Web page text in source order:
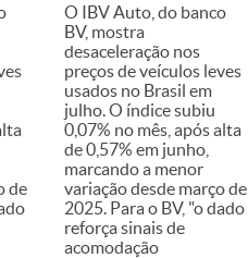
de
O IBV Auto, do banco
BV, mostra
desaceleração nos
preços de veículos leves
usados no Brasil em
julho. O índice subiu
0,07% no mês, após alta
de 0,57% em junho,
marcando a menor
variação desde março de
2025. Para o BV, "o dado
reforça sinais de
acomodação